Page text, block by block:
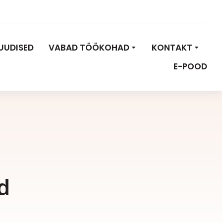
VABAD TÖÖKOHAD
KONTAKT
E-POOD